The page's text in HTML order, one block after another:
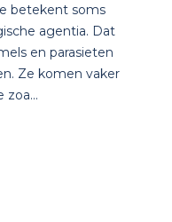
betekent soms
agentia. Dat
en parasieten
Ze komen vaker
zoa...